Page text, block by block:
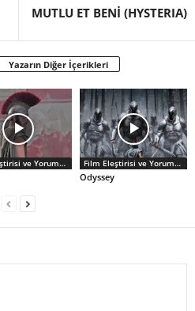
MUTLU ET BENİ (HYSTERIA)
Yazarın Diğer İçerikleri
Film Eleştirisi ve Yorumlar Film Eleştirisi ve Yorumlar
Odyssey